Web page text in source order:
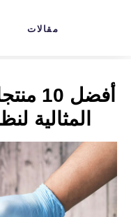
مقالات
أفضل
المثالية